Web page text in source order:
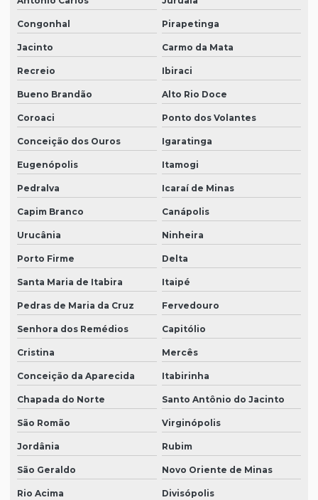
Congonhal Pirapetinga
Jacinto Carmo da Mata
Recreio Ibiraci
Bueno Brandão Alto Rio Doce
Coroaci Ponto dos Volantes
Conceição dos Ouros Igaratinga
Eugenópolis Itamogi
Pedralva Icaraí de Minas
Capim Branco Canápolis
Urucânia Ninheira
Porto Firme Delta
Santa Maria de Itabira Itaipé
Pedras de Maria da Cruz Fervedouro
Senhora dos Remédios Capitólio
Cristina Mercês
Conceição da Aparecida Itabirinha
Chapada do Norte Santo Antônio do Jacinto
São Romão Virginópolis
Jordânia Rubim
São Geraldo Novo Oriente de Minas
Rio Acima Divisópolis